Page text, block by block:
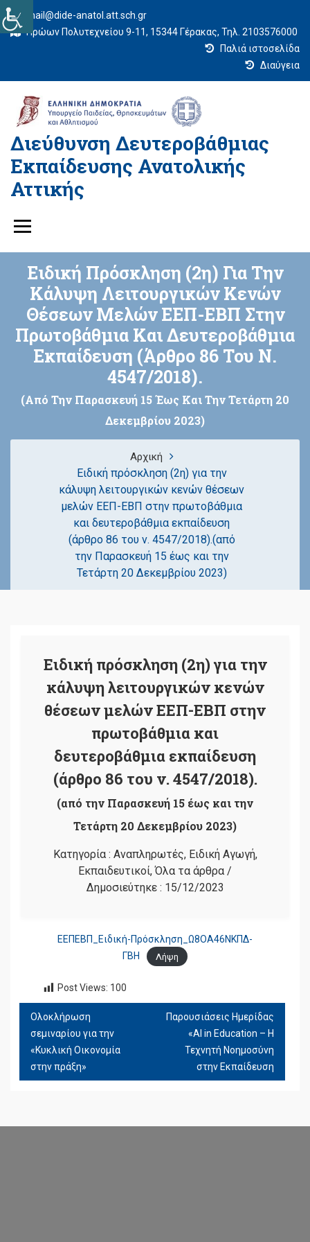
mail@dide-anatol.att.sch.gr
Ηρώων Πολυτεχνείου 9-11, 15344 Γέρακας, Τηλ. 2103576000
Παλιά ιστοσελίδα
Διαύγεια
Διεύθυνση Δευτεροβάθμιας
Εκπαίδευσης Ανατολικής
Αττικής
Ειδική Πρόσκληση (2η) Για Την
Κάλυψη Λειτουργικών Κενών
Θέσεων Μελών ΕΕΠ-ΕΒΠ Στην
Πρωτοβάθμια Και Δευτεροβάθμια
Εκπαίδευση (άρθρο 86 Του Ν.
4547/2018).
(από Την Παρασκευή 15 Έως Και Την Τετάρτη 20
Δεκεμβρίου 2023)
Αρχική
Ειδική πρόσκληση (2η) για την
κάλυψη λειτουργικών κενών θέσεων
μελών ΕΕΠ-ΕΒΠ στην πρωτοβάθμια
και δευτεροβάθμια εκπαίδευση
(άρθρο 86 του ν. 4547/2018).(από
την Παρασκευή 15 έως και την
Τετάρτη 20 Δεκεμβρίου 2023)
Ειδική πρόσκληση (2η) για την
κάλυψη λειτουργικών κενών
θέσεων μελών ΕΕΠ-ΕΒΠ στην
πρωτοβάθμια και
δευτεροβάθμια εκπαίδευση
(άρθρο 86 του ν. 4547/2018).
(από την Παρασκευή 15 έως και την
Τετάρτη 20 Δεκεμβρίου 2023)
Κατηγορία : Αναπληρωτές, Ειδική Αγωγή,
Εκπαιδευτικοί,Όλα τα άρθρα /
Δημοσιεύτηκε : 15/12/2023
ΕΕΠΕΒΠ_Ειδική-Πρόσκληση_Ω8ΟΑ46ΝΚΠΔ-
ΓΒΗ
Λήψη
Post Views: 100
ΠΛΟΉΓΗΣΗ
ΆΡΘΡΩΝ
Ολοκλήρωση
σεμιναρίου για την
«Κυκλική Οικονομία
στην πράξη»
Παρουσιάσεις Ημερίδας
«AI in Education – Η
Τεχνητή Νοημοσύνη
στην Εκπαίδευση